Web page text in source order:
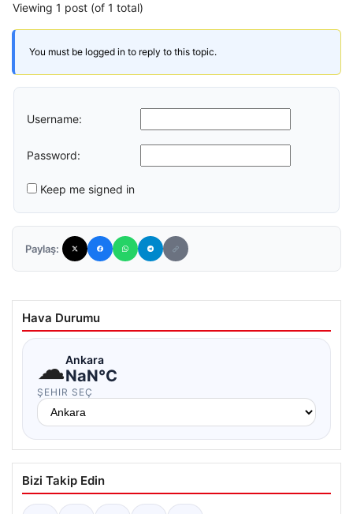
Viewing 1 post (of 1 total)
You must be logged in to reply to this topic.
Username:
Password:
Keep me signed in
Paylaş:
Hava Durumu
☁Ankara
NaN°C
ŞEHIR SEÇ
Bizi Takip Edin